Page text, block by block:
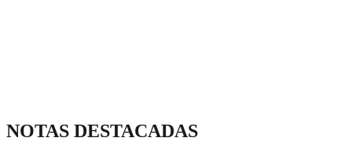
NOTAS DESTACADAS